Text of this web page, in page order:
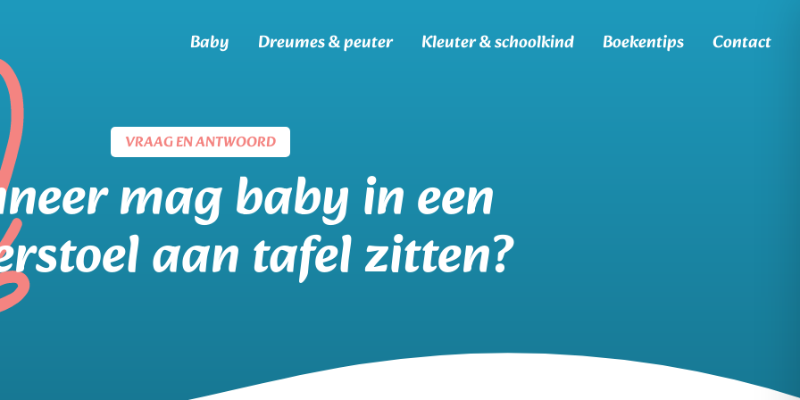
Baby Dreumes & peuter Kleuter & schoolkind Boekentips Contact
VRAAG EN ANTWOORD
mag baby in een
aan tafel zitten?